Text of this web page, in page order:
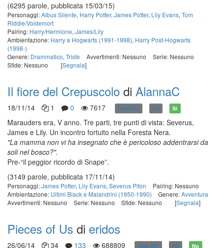
(6295 parole, pubblicata 15/03/15)
Personaggi:Albus Silente, Harry Potter, James Potter, Lily Evans, Tom
Riddle/Voldemort
Pairing: Harry/Hermione, James/Lily
Ambientazione: Harry a Hogwarts (1991-1998), Harry Post-Hogwarts
(1998-)
Genere: Drammatico, Triste Avvertimenti: Nessuno
Serie: Nessuno
Sfide: Nessuno
[Segnala]
Il fiore del Crepuscolo di AlannaC
18/11/14 1 0 7617 Post-DH PG Sì
Marauders era, V anno. Tre parti, tre punti di vista: Severus,
James e Lily. Un incontro fortuito nella Foresta Nera.
"La mamma non vi ha insegnato che è pericoloso addentrarsi da
soli nel bosco?".
Pre-“il peggior ricordo di Snape”.
(3149 parole, pubblicata 17/11/14)
Personaggi:James Potter, Lily Evans, Severus Piton
Pairing: Nessuno
Ambientazione: Ultimi Black e Malandrini (1950-1990) Genere:Avventura
Avvertimenti: Nessuno
Serie: Nessuno Sfide: Nessuno [Segnala]
Pieces of Us di eridos
26/06/14 34 133 688809 Post-DH PG No